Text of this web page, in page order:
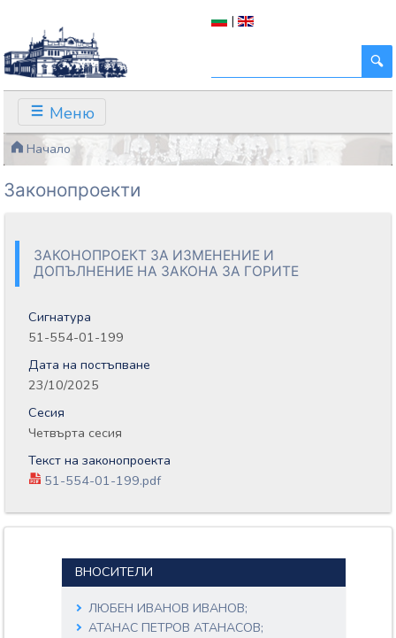
|
Меню
Начало
Законопроекти
ЗАКОНОПРОЕКТ ЗА ИЗМЕНЕНИЕ И
ДОПЪЛНЕНИЕ НА ЗАКОНА ЗА ГОРИТЕ
Сигнатура
51-554-01-199
Дата на постъпване
23/10/2025
Сесия
Четвърта сесия
Текст на законопроекта
51-554-01-199.pdf
ВНОСИТЕЛИ
ЛЮБЕН ИВАНОВ ИВАНОВ;
АТАНАС ПЕТРОВ АТАНАСОВ;